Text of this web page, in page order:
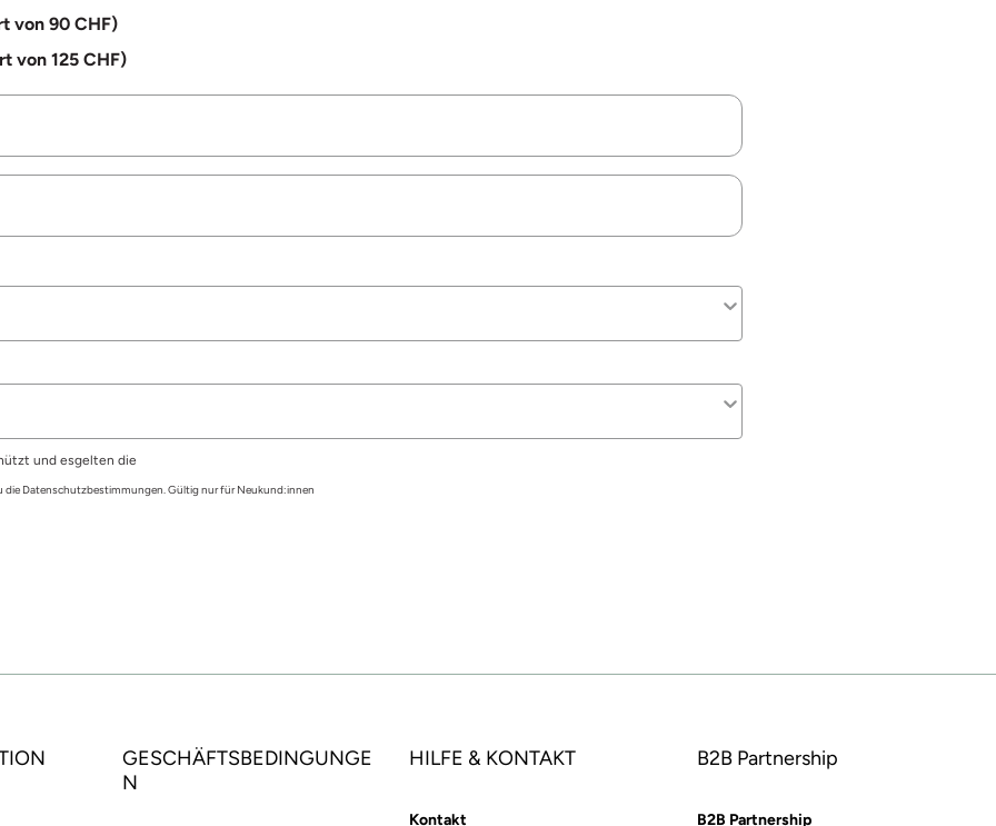
von 90 CHF)
von 125 CHF)
und esgelten die
die Datenschutzbestimmungen. Gültig nur für Neukund:innen
GESCHÄFTSBEDINGUNGE
N
HILFE & KONTAKT
Kontakt
B2B Partnership
B2B Partnership